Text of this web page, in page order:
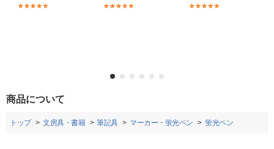
商品について
トップ 文房具・書籍 筆記具 マーカー・蛍光ペン 蛍光ペン